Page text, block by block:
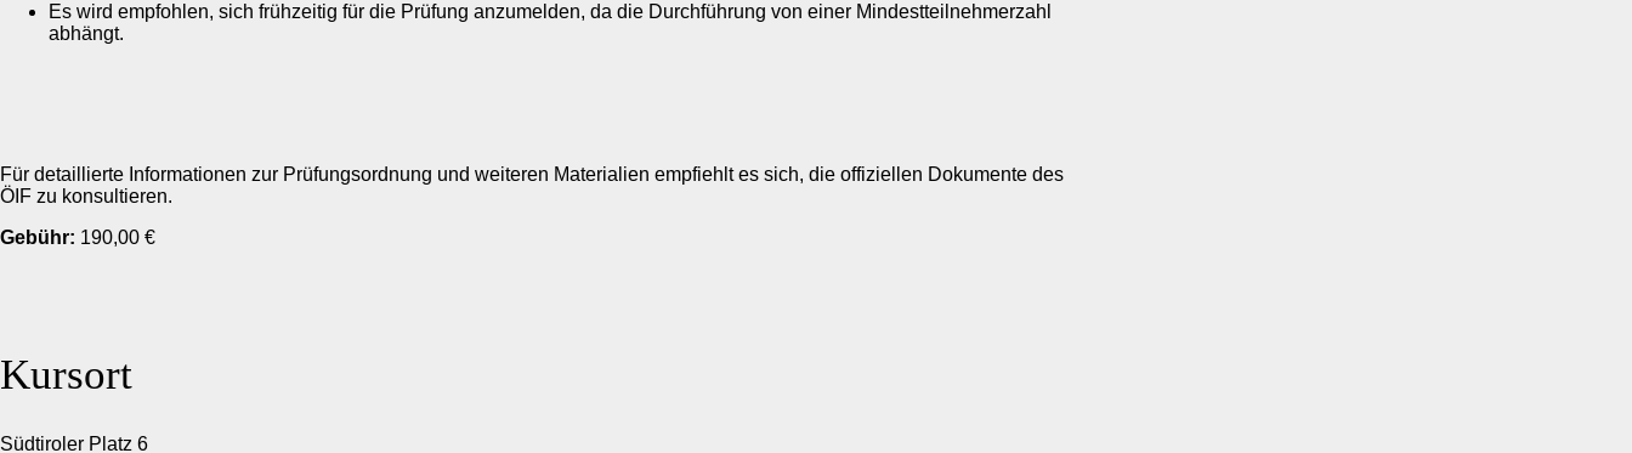
Es wird empfohlen, sich frühzeitig für die Prüfung anzumelden, da die Durchführung von einer Mindestteilnehmerzahl
abhängt.
Für detaillierte Informationen zur Prüfungsordnung und weiteren Materialien empfiehlt es sich, die offiziellen Dokumente des
ÖIF zu konsultieren.
Gebühr: 190,00 €
Kursort
Südtiroler Platz 6